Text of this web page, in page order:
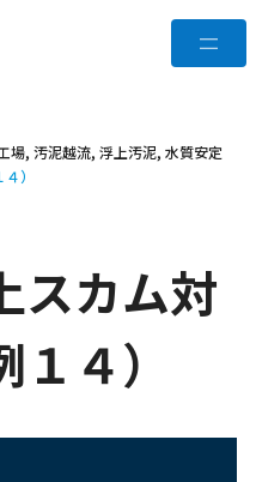
メ
場, 汚泥越流, 浮上汚泥, 水質安定
）
スカム対
４）